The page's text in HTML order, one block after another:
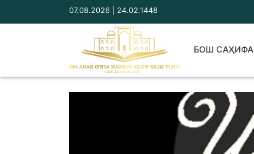
07.08.2026 | 24.02.1448
БОШ САҲИФА